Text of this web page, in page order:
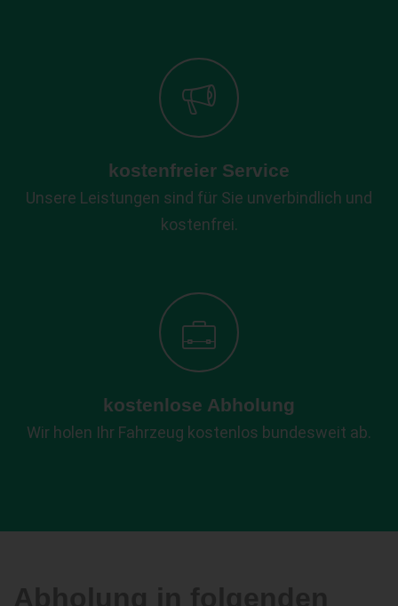
kostenfreier Service
Unsere Leistungen sind für Sie unverbindlich und
kostenfrei.
kostenlose Abholung
Wir holen Ihr Fahrzeug kostenlos bundesweit ab.